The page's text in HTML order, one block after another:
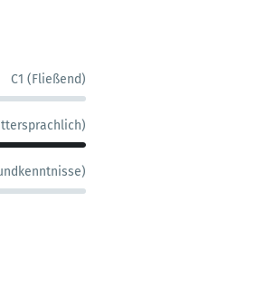
C1 (Fließend)